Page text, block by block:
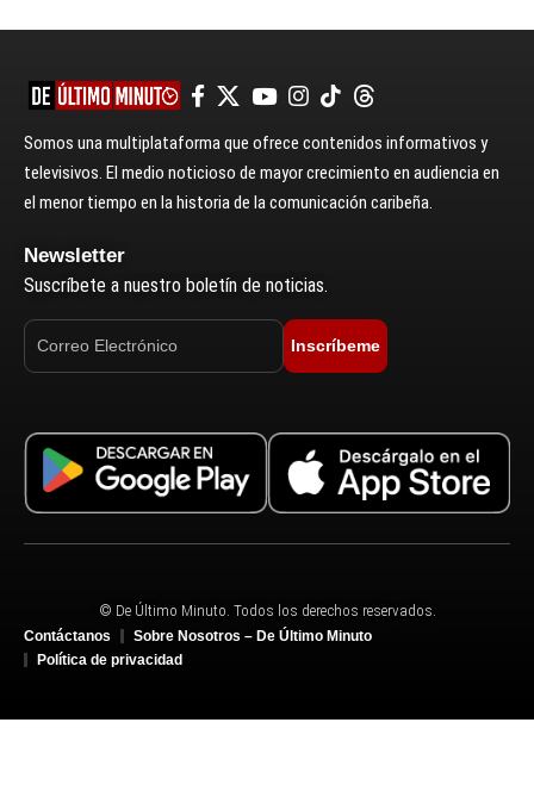
Somos una multiplataforma que ofrece contenidos informativos y
televisivos. El medio noticioso de mayor crecimiento en audiencia en
el menor tiempo en la historia de la comunicación caribeña.
Newsletter
Suscríbete a nuestro boletín de noticias.
Inscríbeme
© De Último Minuto. Todos los derechos reservados.
Contáctanos
Sobre Nosotros – De Último Minuto
Política de privacidad